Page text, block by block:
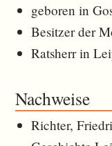
geboren in
Besitzer der
Ratsherr in
Nachweise
Richter,